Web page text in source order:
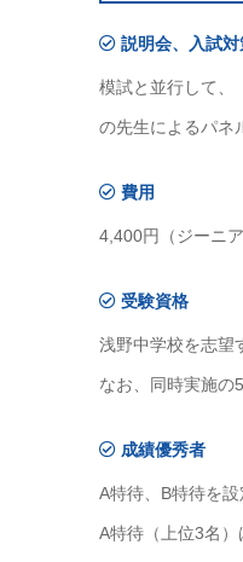
説明会、入試
模試と並行して、
の先生によるパネ
費用
4,400円（ジーニ
受験資格
浅野中学校を志望
なお、同時実施の
成績優秀者
A特待、B特待を設
A特待（上位3名）